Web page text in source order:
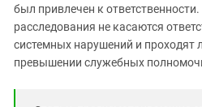
был привлечен к
расследования не касаются
системных нарушений и проходят
превышении служебных